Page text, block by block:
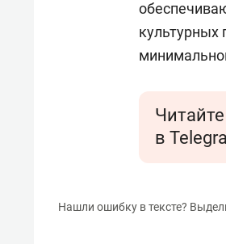
культурных
в
Нашли ошибку в тексте?